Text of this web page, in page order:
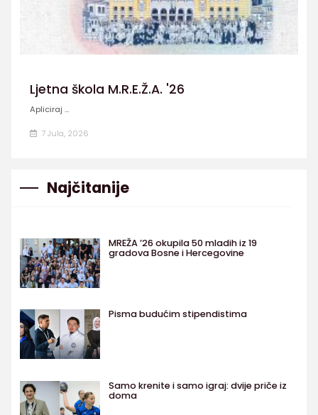
Ljetna škola M.R.E.Ž.A. '26
Apliciraj ...
7 Jula, 2026
Najčitanije
MREŽA ’26 okupila 50 mladih iz 19
gradova Bosne i Hercegovine
Pisma budućim stipendistima
Samo krenite i samo igraj: dvije priče iz
doma